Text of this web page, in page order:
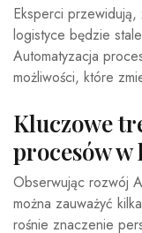
Eksperci
logistyce będzie
Automatyzacja
możliwości, które
Kluczowe
procesów
Obserwując rozwój
można zauważyć
rośnie znaczenie